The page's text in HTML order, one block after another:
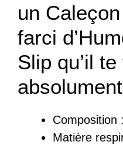
un
farci
Slip qu’il
Composition
Matière